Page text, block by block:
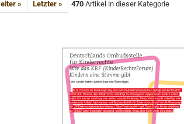
» Letzter » 470 Artikel in dieser Kategorie